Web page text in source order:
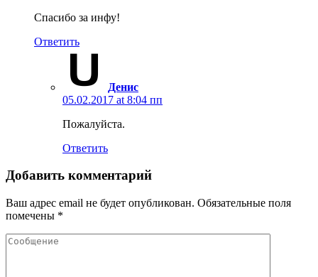
Спасибо за инфу!
Ответить
Денис
05.02.2017 at 8:04 пп
Пожалуйста.
Ответить
Добавить комментарий
Ваш адрес email не будет опубликован. Обязательные поля
помечены *